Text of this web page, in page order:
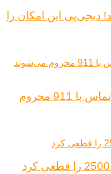
این امکان را
باگ خطرناک پیکسل؛ کاربران از تماس با 911 محروم